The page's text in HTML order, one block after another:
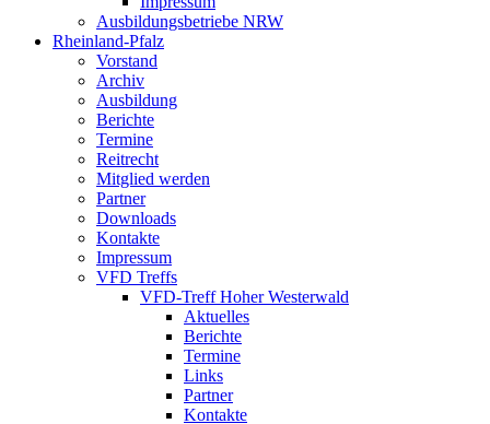
Ausbildungsbetriebe NRW
Rheinland-Pfalz
Vorstand
Archiv
Ausbildung
Berichte
Termine
Reitrecht
Mitglied werden
Partner
Downloads
Kontakte
Impressum
VFD Treffs
VFD-Treff Hoher Westerwald
Aktuelles
Berichte
Termine
Links
Partner
Kontakte